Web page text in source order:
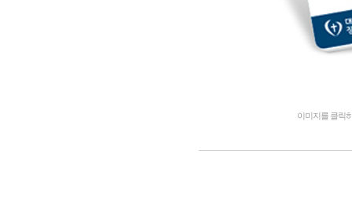
이미지를 클릭